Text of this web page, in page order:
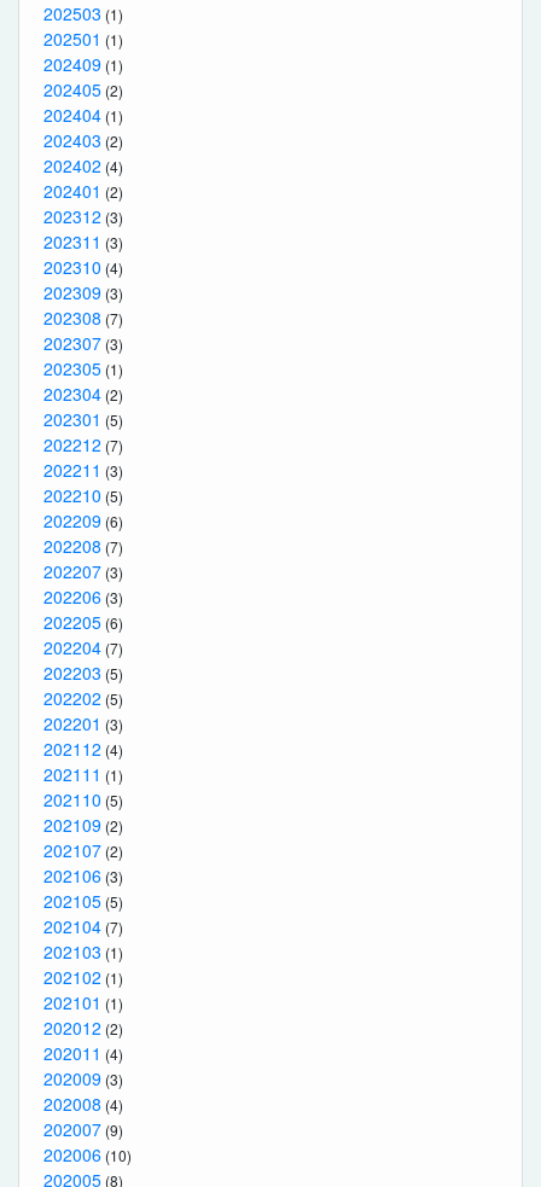
202503 (1)
202501 (1)
202409 (1)
202405 (2)
202404 (1)
202403 (2)
202402 (4)
202401 (2)
202312 (3)
202311 (3)
202310 (4)
202309 (3)
202308 (7)
202307 (3)
202305 (1)
202304 (2)
202301 (5)
202212 (7)
202211 (3)
202210 (5)
202209 (6)
202208 (7)
202207 (3)
202206 (3)
202205 (6)
202204 (7)
202203 (5)
202202 (5)
202201 (3)
202112 (4)
202111 (1)
202110 (5)
202109 (2)
202107 (2)
202106 (3)
202105 (5)
202104 (7)
202103 (1)
202102 (1)
202101 (1)
202012 (2)
202011 (4)
202009 (3)
202008 (4)
202007 (9)
202006 (10)
202005 (8)